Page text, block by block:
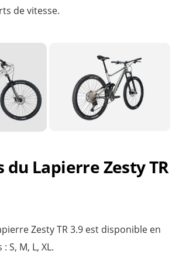
de vitesse.
du Lapierre Zesty TR
Zesty TR 3.9 est disponible en
S, M, L, XL.